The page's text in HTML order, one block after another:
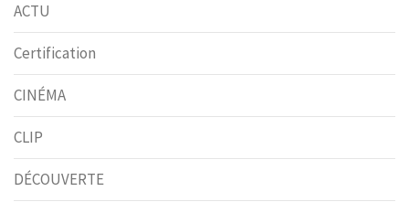
ACTU
Certification
CINÉMA
CLIP
DÉCOUVERTE